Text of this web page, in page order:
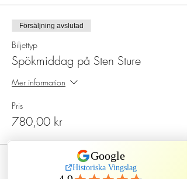
Försäljning avslutad
Biljettyp
Spökmiddag på Sten Sture
Mer information
Pris
780,00 kr
Försäljning avslutad